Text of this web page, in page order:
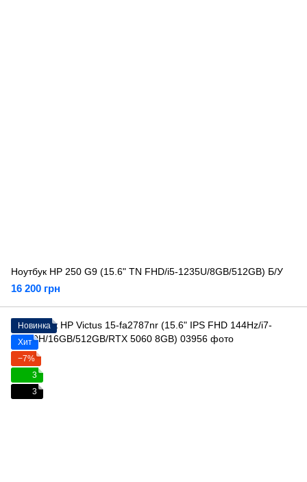
Ноутбук HP 250 G9 (15.6" TN FHD/i5-1235U/8GB/512GB) Б/У
16 200 грн
Новинка
Хит
−7%
3
3